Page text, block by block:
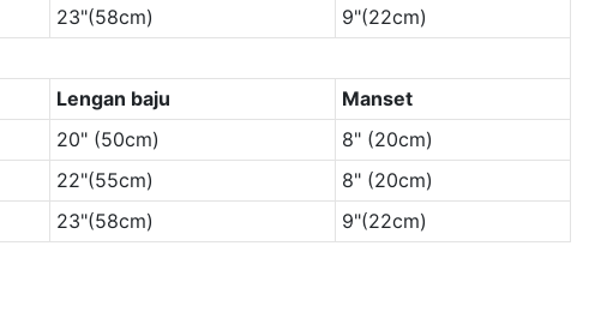
23"(58cm)
9"(22cm)
Lengan baju
Manset
20" (50cm)
8" (20cm)
22"(55cm)
8" (20cm)
23"(58cm) 9"(22cm)